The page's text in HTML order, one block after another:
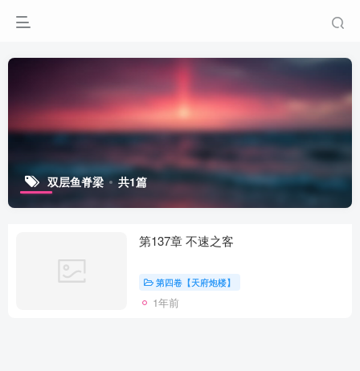
双层鱼脊梁 共1篇
第137章 不速之客
第四卷【天府炮楼】
1年前